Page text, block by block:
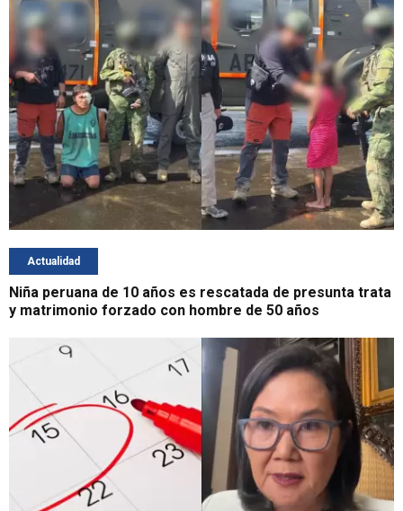
Actualidad
Niña peruana de 10 años es rescatada de presunta trata
y matrimonio forzado con hombre de 50 años